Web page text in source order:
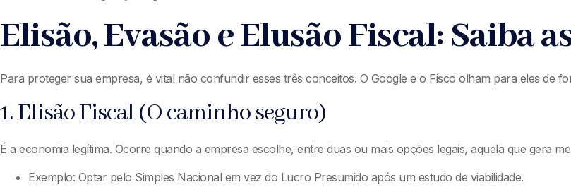
Elisão, Evasão e Elusão Fiscal: Saiba
Para proteger sua empresa, é vital não confundir esses três conceitos. O Google e o Fisco olham para eles de
1. Elisão Fiscal (O caminho seguro)
É a economia legítima. Ocorre quando a empresa escolhe, entre duas ou mais opções legais, aquela que gera
Exemplo: Optar pelo Simples Nacional em vez do Lucro Presumido após um estudo de viabilidade.